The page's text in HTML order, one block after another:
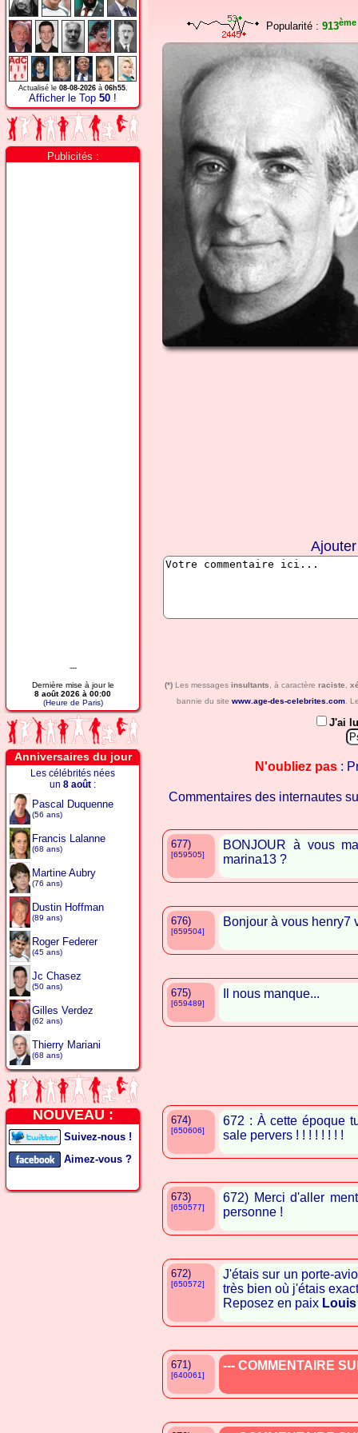
Actualisé le 08-08-2026à 06h55.
Afficher le Top 50 !
Publicités :
---
Dernière mise à jour le
8 août 2026 à 00:00
(Heure de Paris)
Anniversaires du jour
Les célébrités nées
un 8 août :
Pascal Duquenne
(56 ans)
Francis Lalanne
(68 ans)
Martine Aubry
(76 ans)
Dustin Hoffman
(89 ans)
Roger Federer
(45 ans)
Jc Chasez
(50 ans)
Gilles Verdez
(62 ans)
Thierry Mariani
(68 ans)
NOUVEAU :
Suivez-nous !
Aimez-vous ?
Popularité : 913ème
(*) Les messages insultants , à caractère raciste
bannie du site www.age-des-celebrites.com.
J'ai
N'oubliez pas :
Commentaires des internautes
677)
[659505]
BONJOUR à vous
marina13 ?
676)
[659504]
Bonjour à vous henry7
675)
[659489]
Il nous manque...
674)
[650606]
672 : À cette époque
sale pervers ! ! ! ! ! ! ! !
673)
[650577]
672) Merci d'aller
personne !
672)
[650572]
J'étais sur un porte-
très bien où j'étais
Reposez en paix
671)
[640061]
--- COMMENTAIRE